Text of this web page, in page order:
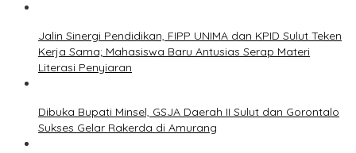
Jalin Sinergi Pendidikan, FIPP UNIMA dan KPID Sulut Teken
Kerja Sama; Mahasiswa Baru Antusias Serap Materi
Literasi Penyiaran
Dibuka Bupati Minsel, GSJA Daerah II Sulut dan Gorontalo
Sukses Gelar Rakerda di Amurang